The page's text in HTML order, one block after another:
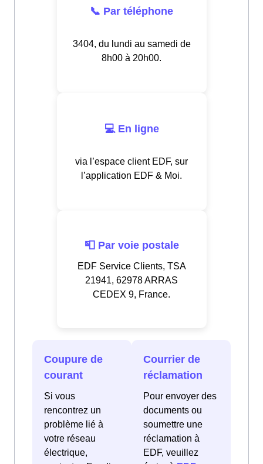
📞 Par téléphone
3404, du lundi au samedi de
8h00 à 20h00.
💻 En ligne
via l’espace client EDF, sur
l’application EDF & Moi.
📮 Par voie postale
EDF Service Clients, TSA
21941, 62978 ARRAS
CEDEX 9, France.
Coupure de
courant
Si vous
rencontrez un
problème lié à
votre réseau
électrique,
Courrier de
réclamation
Pour envoyer des
documents ou
soumettre une
réclamation à
EDF, veuillez